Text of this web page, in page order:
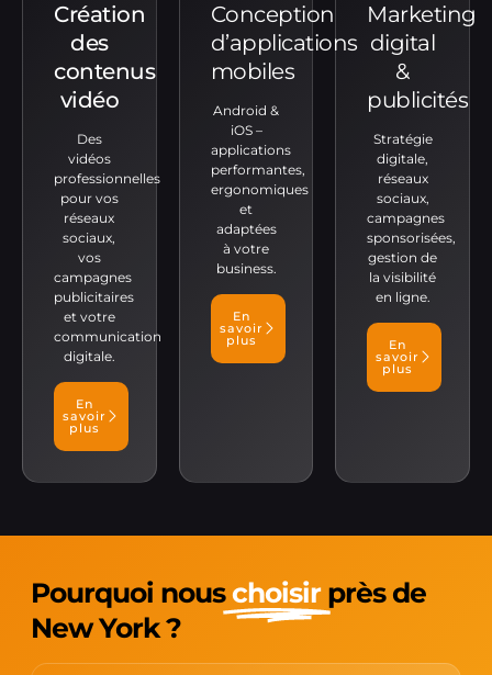
Création
des
contenus
vidéo
Des
vidéos
professionnelles
pour vos
réseaux
sociaux,
vos
campagnes
publicitaires
et votre
communication
digitale.
En
savoir
plus
Conception
d’applications
mobiles
Android &
iOS –
applications
performantes,
ergonomiques
et
adaptées
à votre
business.
En
savoir
plus
Marketing
digital
&
publicités
Stratégie
digitale,
réseaux
sociaux,
campagnes
sponsorisées,
gestion de
la visibilité
en ligne.
En
savoir
plus
Pourquoi nouschoisir près de
New York ?